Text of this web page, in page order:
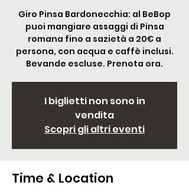
Giro Pinsa Bardonecchia: al BeBop
puoi mangiare assaggi di Pinsa
romana fino a sazietà a 20€ a
persona, con acqua e caffè inclusi.
Bevande escluse. Prenota ora.
I biglietti non sono in
vendita
Scopri gli altri eventi
Time & Location